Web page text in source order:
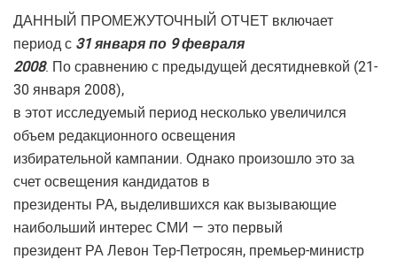
ДАННЫЙ ПРОМЕЖУТОЧНЫЙ ОТЧЕТ включает
период с 31 января по 9 февраля
2008. По сравнению с предыдущей десятидневкой (21-
30 января 2008),
в этот исследуемый период несколько увеличился
объем редакционного освещения
избирательной кампании. Однако произошло это за
счет освещения кандидатов в
президенты РА, выделившихся как вызывающие
наибольший интерес СМИ — это первый
президент РА Левон Тер-Петросян, премьер-министр